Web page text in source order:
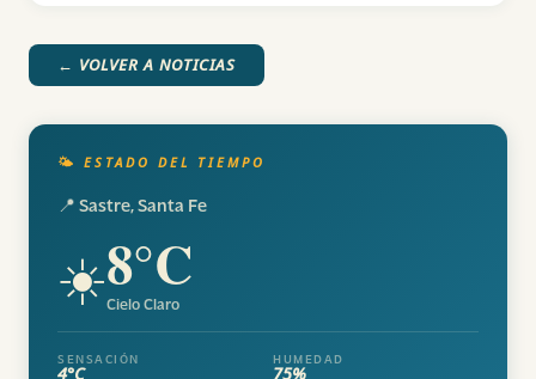
← VOLVER A NOTICIAS
🌤️ ESTADO DEL TIEMPO
📍 Sastre, Santa Fe
☀️8°C
Cielo Claro
SENSACIÓN
4°C
HUMEDAD
75%